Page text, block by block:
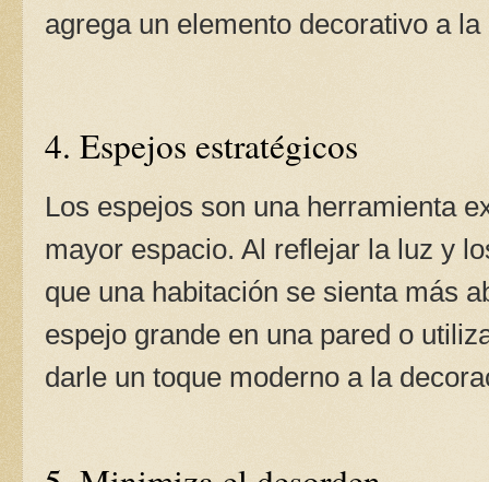
agrega un elemento decorativo a la
4. Espejos estratégicos
Los espejos son una herramienta
mayor espacio. Al reflejar la luz y
que una habitación se sienta más
espejo grande en una pared o
darle un toque moderno a la